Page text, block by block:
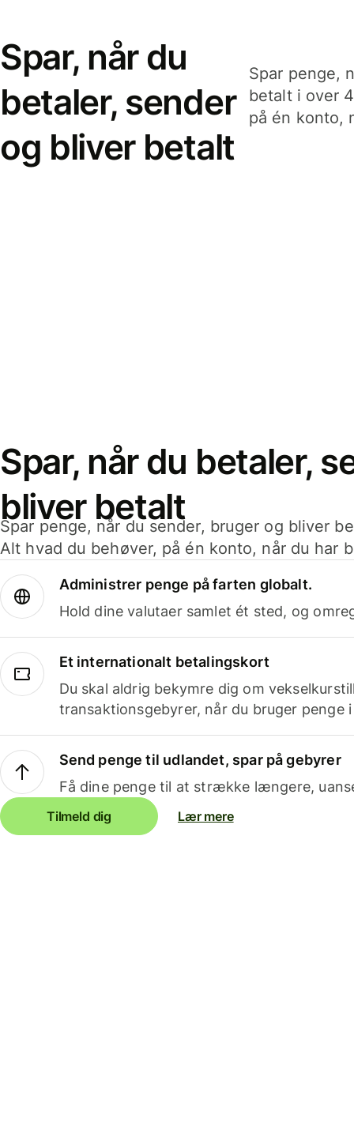
Spar, når du
betaler, sender
og bliver betalt
Spar penge,
betalt i over
på én konto,
Spar, når du betaler,
bliver betalt
Spar penge, når du sender, bruger og bliver
Alt hvad du behøver, på én konto, når du har
Administrer penge på farten globalt.
Hold dine valutaer samlet ét sted, og
Et internationalt betalingskort
Du skal aldrig bekymre dig om
transaktionsgebyrer, når du bruger penge
Send penge til udlandet, spar på gebyrer
Få dine penge til at strække længere,
Tilmeld dig Lær mere